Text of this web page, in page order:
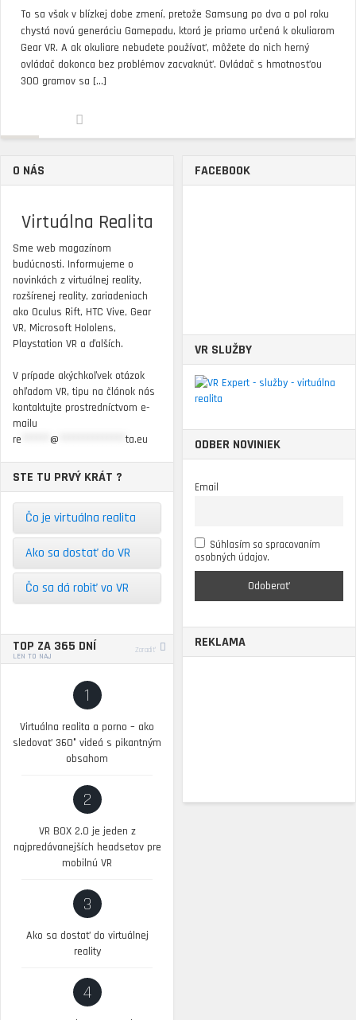
To sa však v blízkej dobe zmení, pretože Samsung po dva a pol roku
chystá novú generáciu Gamepadu, ktorá je priamo určená k okuliarom
Gear VR. A ak okuliare nebudete používať, môžete do nich herný
ovládač dokonca bez problémov zacvaknúť. Ovládač s hmotnosťou
300 gramov sa [...]
O NÁS
Virtuálna Realita
Sme web magazínom
budúcnosti. Informujeme o
novinkách z virtuálnej reality,
rozšírenej reality, zariadeniach
ako Oculus Rift, HTC Vive, Gear
VR, Microsoft Hololens,
Playstation VR a ďalších.
V prípade akýchkoľvek otázok
ohľadom VR, tipu na článok nás
kontaktujte prostredníctvom e-
mailu
re
@ **************ta.eu
STE TU PRVÝ KRÁT ?
Čo je virtuálna realita
Ako sa dostať do VR
Čo sa dá robiť vo VR
TOP ZA 365 DNÍ
LEN TO NAJ
Zoradiť
1
Virtuálna realita a porno – ako
sledovať 360° videá s pikantným
obsahom
2
VR BOX 2.0 je jeden z
najpredávanejších headsetov pre
mobilnú VR
3
Ako sa dostať do virtuálnej
reality
4
FACEBOOK
VR SLUŽBY
ODBER NOVINIEK
Email
Súhlasím so spracovaním
osobných údajov.
REKLAMA